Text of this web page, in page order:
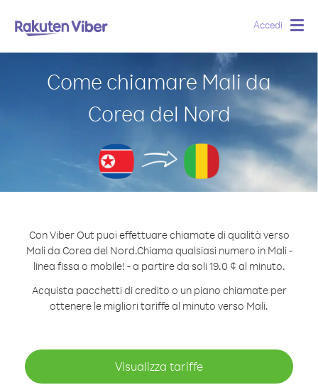
Accedi
Come chiamare Mali da
Corea del Nord
Con Viber Out puoi effettuare chiamate di qualità verso
Mali da Corea del Nord.Chiama qualsiasi numero in Mali -
linea fissa o mobile! - a partire da soli 19.0 ¢ al minuto.
Acquista pacchetti di credito o un piano chiamate per
ottenere le migliori tariffe al minuto verso Mali.
Visualizza tariffe